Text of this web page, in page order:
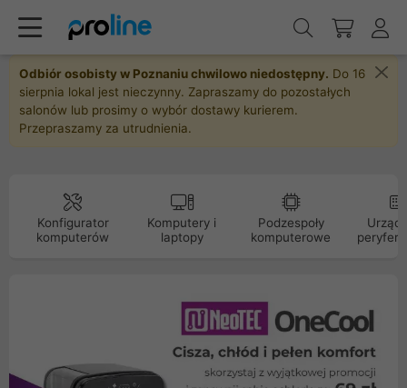
Odbiór osobisty w Poznaniu chwilowo niedostępny. Do 16
sierpnia lokal jest nieczynny. Zapraszamy do pozostałych
salonów lub prosimy o wybór dostawy kurierem.
Przepraszamy za utrudnienia.
Konfigurator
komputerów
Komputery i
laptopy
Podzespoły
komputerowe